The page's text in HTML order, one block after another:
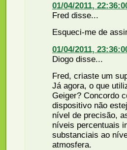
01/04/2011,
Fred disse...
Esqueci-me de
01/04/2011,
Diogo disse...
Fred, criaste um
Já agora, o que
Geiger? Concordo
dispositivo não
nível de precisão,
níveis percentuais
substanciais ao
atmosfera.